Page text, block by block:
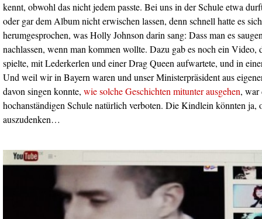
kennt, obwohl das nicht jedem passte. Bei uns in der Schule etwa
oder gar dem Album nicht erwischen lassen, denn schnell hatte es
herumgesprochen, was Holly Johnson darin sang: Dass man es
nachlassen, wenn man kommen wollte. Dazu gab es noch ein Video,
spielte, mit Lederkerlen und einer Drag Queen aufwartete, und in
Und weil wir in Bayern waren und unser Ministerpräsident aus
davon singen konnte, wie solche Geschichten mitunter ausgehen, war
hochanständigen Schule natürlich verboten. Die Kindlein könnten ja,
auszudenken…